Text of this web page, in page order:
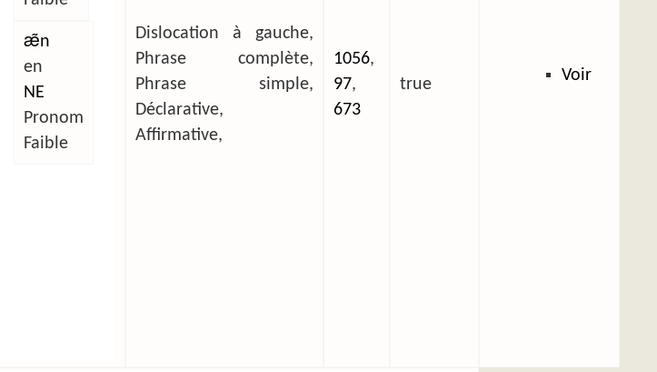
æ̃n
en
NE
Pronom
Faible
Dislocation à gauche,
Phrase complète,
Phrase simple,
Déclarative,
Affirmative,
1056,
97,
673
true Voir